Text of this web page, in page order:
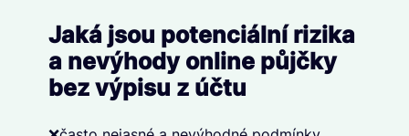
Jaká jsou potenciální rizika
a nevýhody online půjčky
bez výpisu z účtu